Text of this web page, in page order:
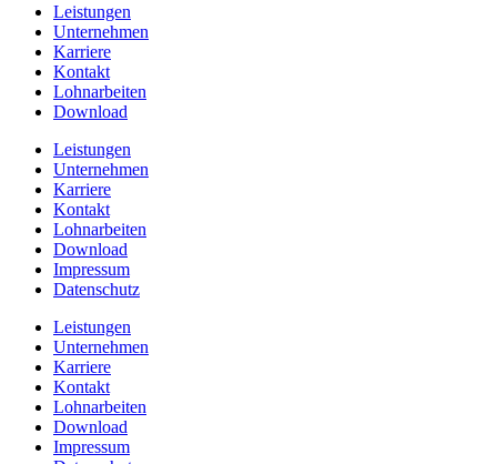
Leistungen
Unternehmen
Karriere
Kontakt
Lohnarbeiten
Download
Leistungen
Unternehmen
Karriere
Kontakt
Lohnarbeiten
Download
Impressum
Datenschutz
Leistungen
Unternehmen
Karriere
Kontakt
Lohnarbeiten
Download
Impressum